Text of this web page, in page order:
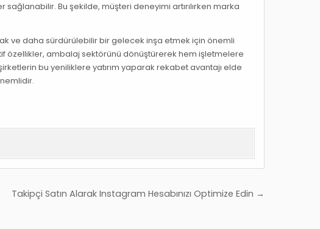
Bu şekilde, müşteri deneyimi artırılırken marka
ve daha sürdürülebilir bir gelecek inşa etmek için önemli
özellikler, ambalaj sektörünü dönüştürerek hem işletmelere
bu yeniliklere yatırım yaparak rekabet avantajı elde
Takipçi Satın Alarak Instagram Hesabınızı Optimize Edin →